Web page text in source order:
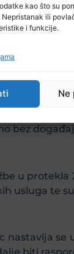
kao što su
ili
i funkcije.
Ne
bez
u
usluga te
nastavlja